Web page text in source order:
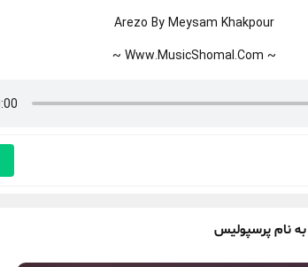
Arezo By Meysam Khakpour
~ Www.MusicShomal.Com ~
نام پرسپولیس